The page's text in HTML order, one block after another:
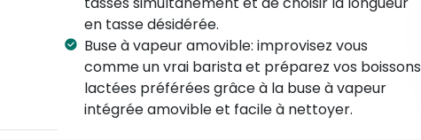
en tasse désidérée.
Buse à vapeur amovible: improvisez vous
comme un vrai barista et préparez vos boissons
lactées préférées grâce à la buse à vapeur
intégrée amovible et facile à nettoyer.